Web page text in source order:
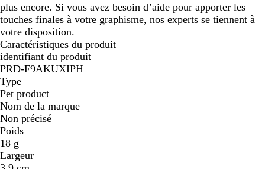
plus encore. Si vous avez besoin d’aide pour apporter les
touches finales à votre graphisme, nos experts se tiennent à
votre disposition.
Caractéristiques du produit
identifiant du produit
PRD-F9AKUXIPH
Type
Pet product
Nom de la marque
Non précisé
Poids
18 g
Largeur